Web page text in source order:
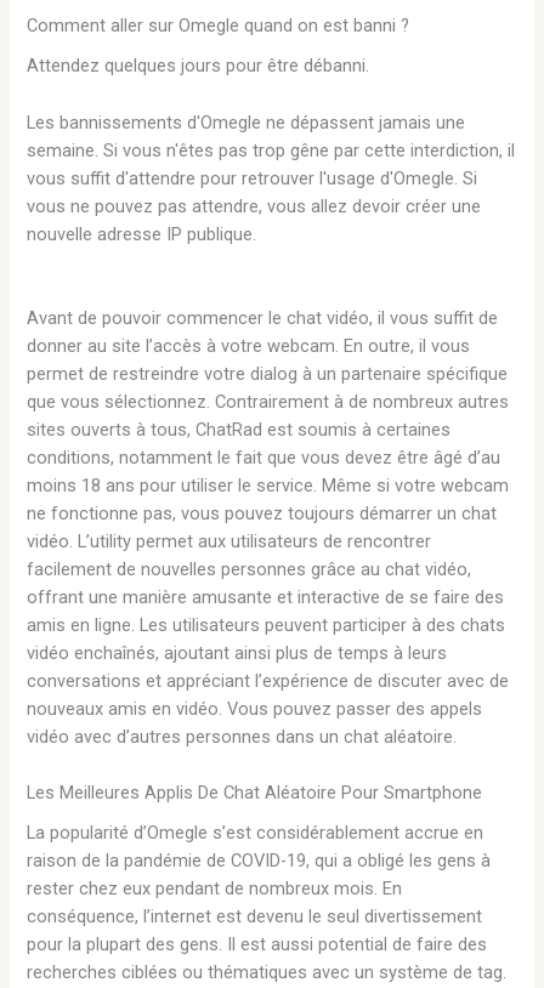
Comment aller sur Omegle quand on est banni ?
Attendez quelques jours pour être débanni.
Les bannissements d'Omegle ne dépassent jamais une
semaine. Si vous n'êtes pas trop gêne par cette interdiction, il
vous suffit d'attendre pour retrouver l'usage d'Omegle. Si
vous ne pouvez pas attendre, vous allez devoir créer une
nouvelle adresse IP publique.
Avant de pouvoir commencer le chat vidéo, il vous suffit de
donner au site l’accès à votre webcam. En outre, il vous
permet de restreindre votre dialog à un partenaire spécifique
que vous sélectionnez. Contrairement à de nombreux autres
sites ouverts à tous, ChatRad est soumis à certaines
conditions, notamment le fait que vous devez être âgé d’au
moins 18 ans pour utiliser le service. Même si votre webcam
ne fonctionne pas, vous pouvez toujours démarrer un chat
vidéo. L’utility permet aux utilisateurs de rencontrer
facilement de nouvelles personnes grâce au chat vidéo,
offrant une manière amusante et interactive de se faire des
amis en ligne. Les utilisateurs peuvent participer à des chats
vidéo enchaînés, ajoutant ainsi plus de temps à leurs
conversations et appréciant l’expérience de discuter avec de
nouveaux amis en vidéo. Vous pouvez passer des appels
vidéo avec d’autres personnes dans un chat aléatoire.
Les Meilleures Applis De Chat Aléatoire Pour Smartphone
La popularité d’Omegle s’est considérablement accrue en
raison de la pandémie de COVID-19, qui a obligé les gens à
rester chez eux pendant de nombreux mois. En
conséquence, l’internet est devenu le seul divertissement
pour la plupart des gens. Il est aussi potential de faire des
recherches ciblées ou thématiques avec un système de tag.